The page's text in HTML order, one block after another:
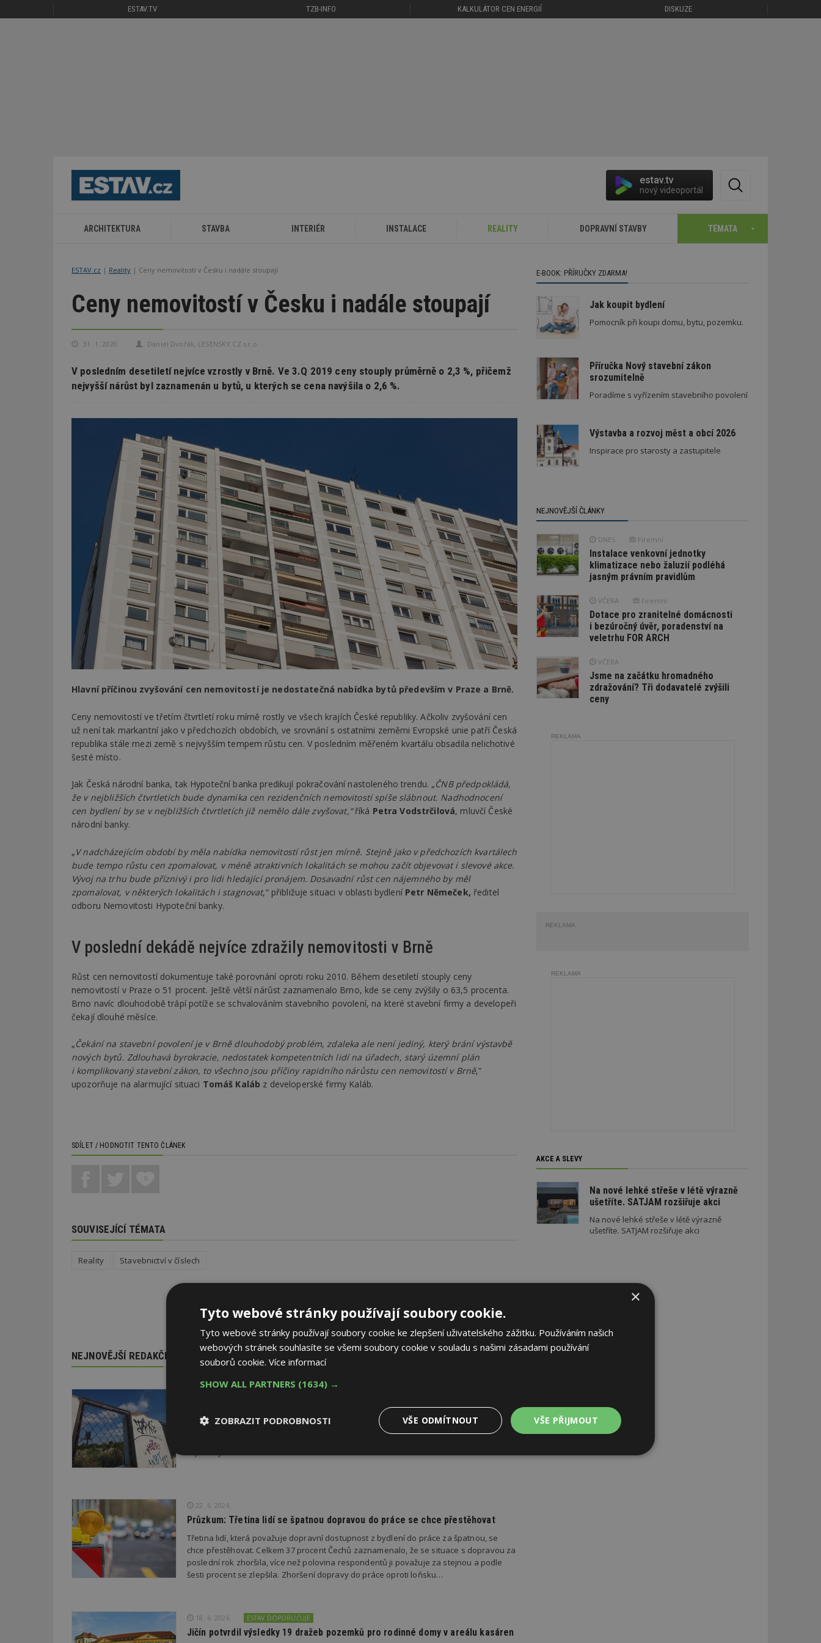
ESTAV.TV TZB-INFO KALKULÁTOR CEN ENERGIÍ DISKUZE
estav.tv
nový videoportál
ARCHITEKTURA STAVBA INTERIÉR INSTALACE REALITY DOPRAVNÍ STAVBY TÉMATA
ESTAV.cz Reality Ceny nemovitostí v Česku i nadále stoupají
Ceny nemovitostí v Česku i nadále stoupají
31. 1. 2020 Daniel Dvořák, LESENSKY.CZ s.r.o.
V posledním desetiletí nejvíce vzrostly v Brně. Ve 3.Q 2019 ceny stouply průměrně o 2,3 %, přičemž
nejvyšší nárůst byl zaznamenán u bytů, u kterých se cena navýšila o 2,6 %.
Hlavní příčinou zvyšování cen nemovitostí je nedostatečná nabídka bytů především v Praze a Brně.
Ceny nemovitostí ve třetím čtvrtletí roku mírně rostly ve všech krajích České republiky. Ačkoliv zvyšování cen
už není tak markantní jako v předchozích obdobích, ve srovnání s ostatními zeměmi Evropské unie patří Česká
republika stále mezi země s nejvyšším tempem růstu cen. V posledním měřeném kvartálu obsadila nelichotivé
šesté místo.
Jak Česká národní banka, tak Hypoteční banka predikují pokračování nastoleného trendu. „ČNB předpokládá,
že v nejbližších čtvrtletích bude dynamika cen rezidenčních nemovitostí spíše slábnout. Nadhodnocení
cen bydlení by se v nejbližších čtvrtletích již nemělo dále zvyšovat,“říká Petra Vodstrčilová, mluvčí České
národní banky.
„V nadcházejícím období by měla nabídka nemovitostí růst jen mírně. Stejně jako v předchozích kvartálech
bude tempo růstu cen zpomalovat, v méně atraktivních lokalitách se mohou začít objevovat i slevové akce.
Vývoj na trhu bude příznivý i pro lidi hledající pronájem. Dosavadní růst cen nájemného by měl
zpomalovat, v některých lokalitách i stagnovat,“ přibližuje situaci v oblasti bydlení Petr Němeček, ředitel
odboru Nemovitosti Hypoteční banky.
V poslední dekádě nejvíce zdražily nemovitosti v Brně
Růst cen nemovitostí dokumentuje také porovnání oproti roku 2010. Během desetiletí stouply ceny
nemovitostí v Praze o 51 procent. Ještě větší nárůst zaznamenalo Brno, kde se ceny zvýšily o 63,5 procenta.
Brno navíc dlouhodobě trápí potíže se schvalováním stavebního povolení, na které stavební firmy a developeři
čekají dlouhé měsíce.
„Čekání na stavební povolení je v Brně dlouhodobý problém, zdaleka ale není jediný, který brání výstavbě
nových bytů. Zdlouhavá byrokracie, nedostatek kompetentních lidí na úřadech, starý územní plán
i komplikovaný stavební zákon, to všechno jsou příčiny rapidního nárůstu cen nemovitostí v Brně,“
upozorňuje na alarmující situaci Tomáš Kaláb z developerské firmy Kaláb.
SDÍLET / HODNOTIT TENTO ČLÁNEK
SOUVISEJÍCÍ TÉMATA
Reality Stavebnictví v číslech
NEJNOVĚJŠÍ REDAKČNÍ ZPRÁVY
Agentura CzechInvest vyhlásila první ročník soutěže Brownfield roku 2026, která
22. 6. 2026
Průzkum: Třetina lidí se špatnou dopravou do práce se chce přestěhovat
Třetina lidí, která považuje dopravní dostupnost z bydlení do práce za špatnou, se
chce přestěhovat. Celkem 37 procent Čechů zaznamenalo, že se situace s dopravou za
poslední rok zhoršila, více než polovina respondentů ji považuje za stejnou a podle
šesti procent se zlepšila. Zhoršení dopravy do práce oproti loňsku…
18. 6. 2026 ESTAV DOPORUČUJE
Jičín potvrdil výsledky 19 dražeb pozemků pro rodinné domy v areálu kasáren
E-BOOK: PŘÍRUČKY ZDARMA!
Jak koupit bydlení
Pomocník při koupi domu, bytu, pozemku.
Příručka Nový stavební zákon
srozumitelně
Poradíme s vyřízením stavebního povolení
Výstavba a rozvoj měst a obcí 2026
Inspirace pro starosty a zastupitele
NEJNOVĚJŠÍ ČLÁNKY
DNES Firemní
Instalace venkovní jednotky
klimatizace nebo žaluzií podléhá
jasným právním pravidlům
VČERA Firemní
Dotace pro zranitelné domácnosti
i bezúročný úvěr, poradenství na
veletrhu FOR ARCH
VČERA
Jsme na začátku hromadného
zdražování? Tři dodavatelé zvýšili
ceny
REKLAMA
REKLAMA
REKLAMA
AKCE A SLEVY
Na nové lehké střeše v létě výrazně
ušetříte. SATJAM rozšiřuje akci
Na nové lehké střeše v létě výrazně
ušetříte. SATJAM rozšiřuje akci
×
Tyto webové stránky používají soubory cookie.
Tyto webové stránky používají soubory cookie ke zlepšení uživatelského zážitku. Používáním našich
webových stránek souhlasíte se všemi soubory cookie v souladu s našimi zásadami používání
souborů cookie. Více informací
SHOW ALL PARTNERS (1634) →
VŠE PŘIJMOUT
VŠE ODMÍTNOUT
ZOBRAZIT PODROBNOSTI
Nezbytně
Výkonové
Soubory cílení
Funkční
Nezařazené
Nezbytně nutné soubory Výkonové soubory Soubory cílení Funkční soubory
Nezbytně nutné soubory cookie umožňují základní funkce webových stránek, jako je přihlášení uživatele a správa účtu.
_hjIncludedInPageviewSample
Hotjar Ltd
www.estav.cz
2
Tento soubor cookie je nastaven tak, aby informoval
Hotjar o tom, zda je tento návštěvník zahrnut do